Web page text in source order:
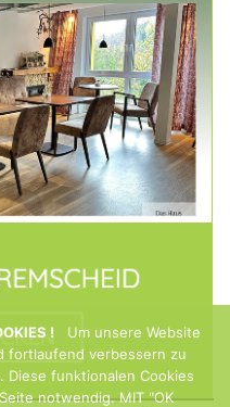
! Um unsere Website
fortlaufend verbessern zu
funktionalen Cookies
notwendig. MIT "OK